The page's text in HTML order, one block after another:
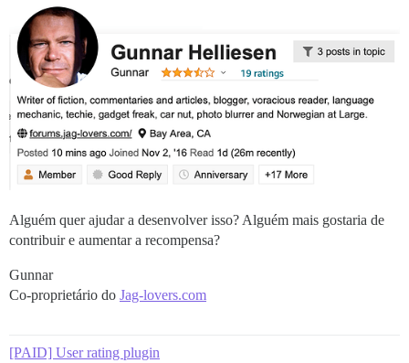
Alguém quer ajudar a desenvolver isso? Alguém mais gostaria de
contribuir e aumentar a recompensa?
Gunnar
Co-proprietário do Jag-lovers.com
[PAID] User rating plugin